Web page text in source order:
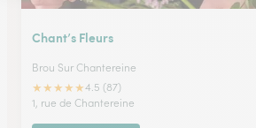
Chant’s Fleurs
Brou Sur Chantereine
★★★★★4.5 (87)
1, rue de Chantereine